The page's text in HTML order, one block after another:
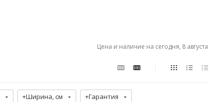
Цена и наличие на сегодня, 8 августа
+Ширина, см +Гарантия